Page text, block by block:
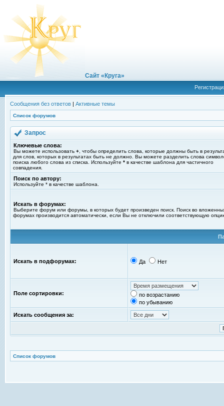
Сайт «Круга»
Сообщения без ответов | Активные темы
Список форумов
Запрос
Ключевые слова:
Вы можете использовать + , чтобы определить слова, которые должны быть в
для слов, которых в результатах быть не должно. Вы можете разделить слова
поиска любого слова из списка. Используйте * в качестве шаблона для частичного
совпадения.
Поиск по автору:
Используйте * в качестве шаблона.
Искать в форумах:
Выберите форум или форумы, в которых будет произведен поиск. Поиск во
форумах производится автоматически, если Вы не отключили соответствующую
Искать в подфорумах: Да Нет
Поле сортировки:
по возрастанию
по убыванию
Искать сообщения за:
Список форумов